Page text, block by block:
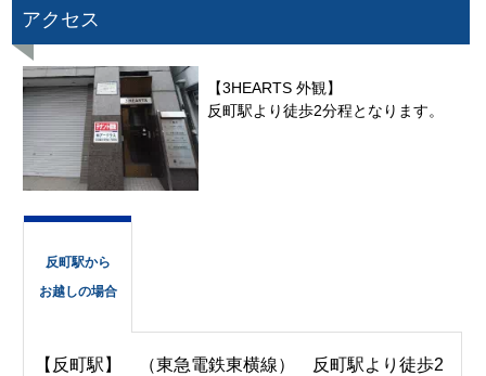
アクセス
【3HEARTS 外観】
反町駅より徒歩2分程となります。
反町駅から
お越しの場合
【反町駅】 （東急電鉄東横線） 反町駅より徒歩2